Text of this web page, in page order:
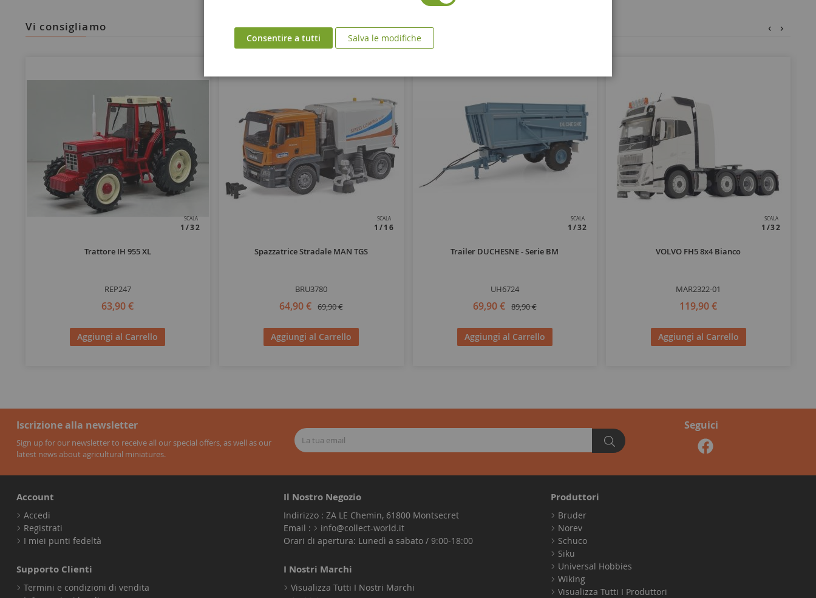
vi consigliamo
SCALA
1/32
Trattore IH 955 XL
REP247
63,90 €
Aggiungi al Carrello
SCALA
1/16
Spazzatrice Stradale MAN TGS
BRU3780
64,90 € 69,90 €
Aggiungi al Carrello
SCALA
1/32
Trailer DUCHESNE - Serie BM
UH6724
69,90 € 89,90 €
Aggiungi al Carrello
SCALA
1/32
VOLVO FH5 8x4 Bianco
MAR2322-01
119,90 €
Aggiungi al Carrello
‹ ›
Iscrizione alla newsletter
Sign up for our newsletter to receive all our special offers, as well as our
latest news about agricultural miniatures.
Seguici
Account
Accedi
Registrati
I miei punti fedeltà
Supporto Clienti
Termini e condizioni di vendita
Il Nostro Negozio
Indirizzo : ZA LE Chemin, 61800 Montsecret
Email :
info@collect-world.it
Orari di apertura: Lunedì a sabato / 9:00-18:00
I Nostri Marchi
Visualizza Tutti I Nostri Marchi
Produttori
Bruder
Norev
Schuco
Siku
Universal Hobbies
Wiking
Visualizza Tutti I Produttori
Consentire a tutti Salva le modifiche